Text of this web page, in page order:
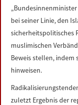
IMPRESSUM
bei seiner Linie, den
sicherheitspolitisches
muslimischen
Beweis stellen, indem
hinweisen.
zuletzt Ergebnis der